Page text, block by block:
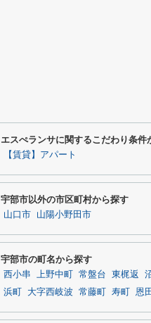
エスぺランサに関するこだわり条件
【賃貸】アパート
宇部市以外の市区町村から探す
山口市 山陽小野田市
宇部市の町名から探す
西小串 上野中町 常盤台 東梶返
浜町
大字西岐波 常藤町 寿町 恩